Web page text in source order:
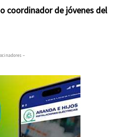
coordinador de jóvenes del
–